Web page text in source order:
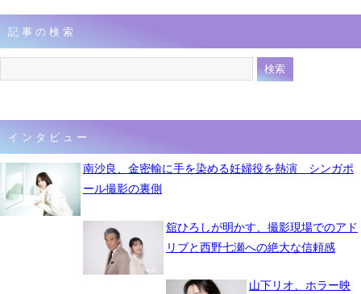
記事の検索
インタビュー
南沙良、金密輸に手を染める妊婦役を熱演 シンガポ
ール撮影の裏側
舘ひろしが明かす、撮影現場でのアド
リブと西野七瀬への絶大な信頼感
山下リオ、ホラー映